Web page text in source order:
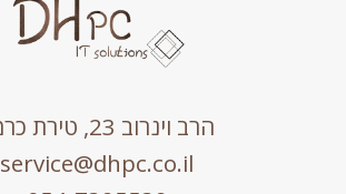
הרב וינרוב 23, טירת כרמל
service@dhpc.co.il